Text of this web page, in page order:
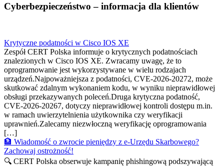
Cyberbezpieczeństwo – informacja dla klientów
Krytyczne podatności w Cisco IOS XE
Zespół CERT Polska informuje o krytycznych podatnościach
znalezionych w Cisco IOS XE. Zwracamy uwagę, że to
oprogramowanie jest wykorzystywane w wielu rodzajach
urządzeń.Najpoważniejsza z podatności, CVE-2026-20272, może
skutkować zdalnym wykonaniem kodu, w wyniku nieprawidłowej
obsługi przekazywanych poleceń.Druga krytyczna podatność,
CVE-2026-20267, dotyczy nieprawidłowej kontroli dostępu m.in.
w ramach uwierzytelnienia użytkownika czy weryfikacji
uprawnień.Zalecamy niezwłoczną weryfikację oprogramowania
[…]
🏦 Wiadomość o zwrocie pieniędzy z e-Urzędu Skarbowego?
Zachowaj ostrożność!
🔍 CERT Polska obserwuje kampanię phishingową podszywającą